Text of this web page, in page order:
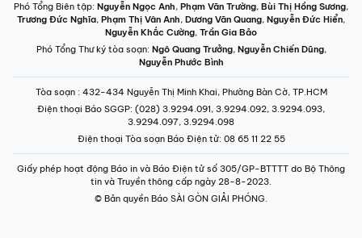
Phó Tổng Biên tập: Nguyễn Ngọc Anh, Phạm Văn Trường, Bùi Thị Hồng Sương,
Trương Đức Nghĩa, Phạm Thị Vân Anh, Dương Văn Quang, Nguyễn Đức Hiển,
Nguyễn Khắc Cường, Trần Gia Bảo
Phó Tổng Thư ký tòa soạn: Ngô Quang Trưởng, Nguyễn Chiến Dũng,
Nguyễn Phước Bình
Tòa soạn : 432-434 Nguyễn Thị Minh Khai, Phường Bàn Cờ, TP.HCM
Điện thoại Báo SGGP: (028) 3.9294.091, 3.9294.092, 3.9294.093,
3.9294.097, 3.9294.098
Điện thoại Tòa soạn Báo Điện tử: 08 65 11 22 55
Giấy phép hoạt động Báo in và Báo Điện tử số 305/GP-BTTTT do Bộ Thông
tin và Truyền thông cấp ngày 28-8-2023.
© Bản quyền Báo SÀI GÒN GIẢI PHÓNG.